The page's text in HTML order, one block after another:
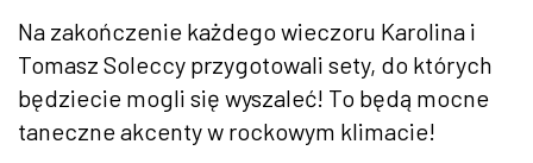
Na zakończenie każdego wieczoru Karolina i
Tomasz Soleccy przygotowali sety, do których
będziecie mogli się wyszaleć! To będą mocne
taneczne akcenty w rockowym klimacie!